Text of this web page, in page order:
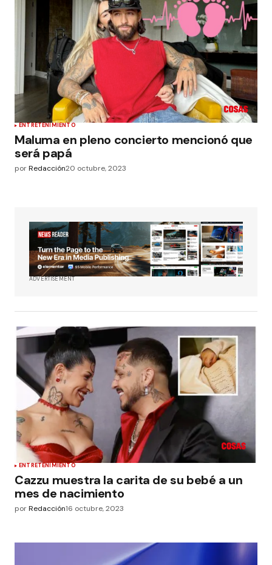
ENTRETENIMIENTO
Maluma en pleno concierto mencionó que
será papá
porRedacción20 octubre, 2023
ADVERTISEMENT
ENTRETENIMIENTO
Cazzu muestra la carita de su bebé a un
mes de nacimiento
porRedacción16 octubre, 2023